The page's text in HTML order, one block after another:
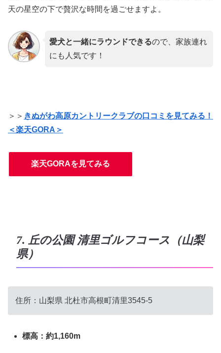
天の星空の下で贅沢な時間を過ごせますよ。
愛犬と一緒にラウンドできるので、家族連れ
にも人気です！
＞＞ きぬがわ高原カントリークラブの口コミを見てみる！
＜楽天GORA＞
楽天GORAを見てみる
7. 丘の公園 清里ゴルフコース（山梨
県）
住所： 山梨県 北杜市高根町清里3545-5
標高：約1,160m